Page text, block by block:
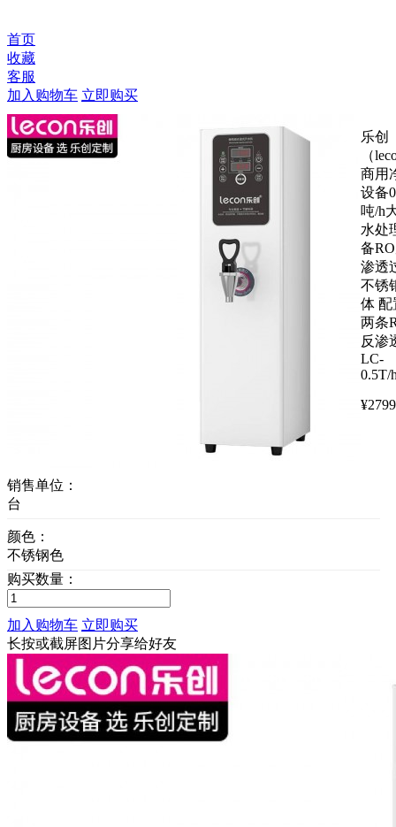
首页
收藏
客服
加入购物车 立即购买
乐创
（
商用
设备
吨/h
水处
备
渗透
不锈
体 配
两条
反渗
LC-
0.5T/
¥
销售单位：
台
颜色：
不锈钢色
购买数量：
加入购物车 立即购买
长按或截屏图片分享给好友